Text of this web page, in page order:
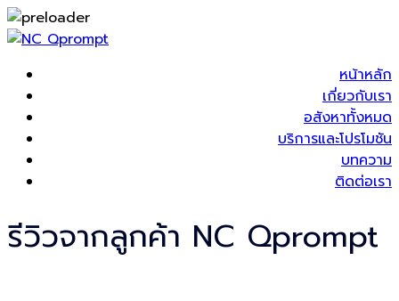
หน้าหลัก
เกี่ยวกับเรา
อสังหาทั้งหมด
บริการและโปรโมชัน
บทความ
ติดต่อเรา
รีวิวจากลูกค้า NC Qprompt